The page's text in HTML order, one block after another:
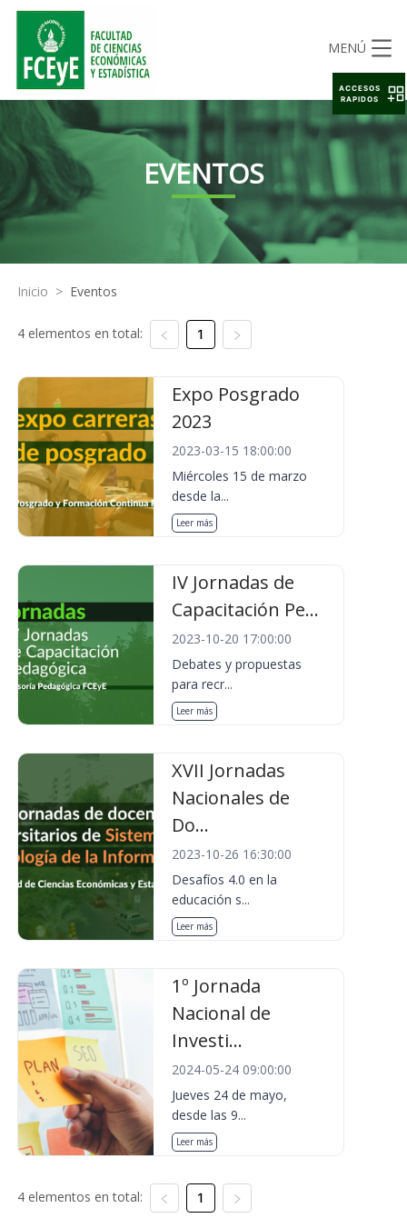
MENÚ
EVENTOS
Inicio > Eventos
4 elementos en total: 1
Expo Posgrado
2023
2023-03-15 18:00:00
Miércoles 15 de marzo
desde la...
Leer más
IV Jornadas de
Capacitación Pe...
2023-10-20 17:00:00
Debates y propuestas
para recr...
Leer más
XVII Jornadas
Nacionales de
Do...
2023-10-26 16:30:00
Desafíos 4.0 en la
educación s...
Leer más
1º Jornada
Nacional de
Investi...
2024-05-24 09:00:00
Jueves 24 de mayo,
desde las 9...
Leer más
4 elementos en total: 1
ACCESOS
RAPIDOS